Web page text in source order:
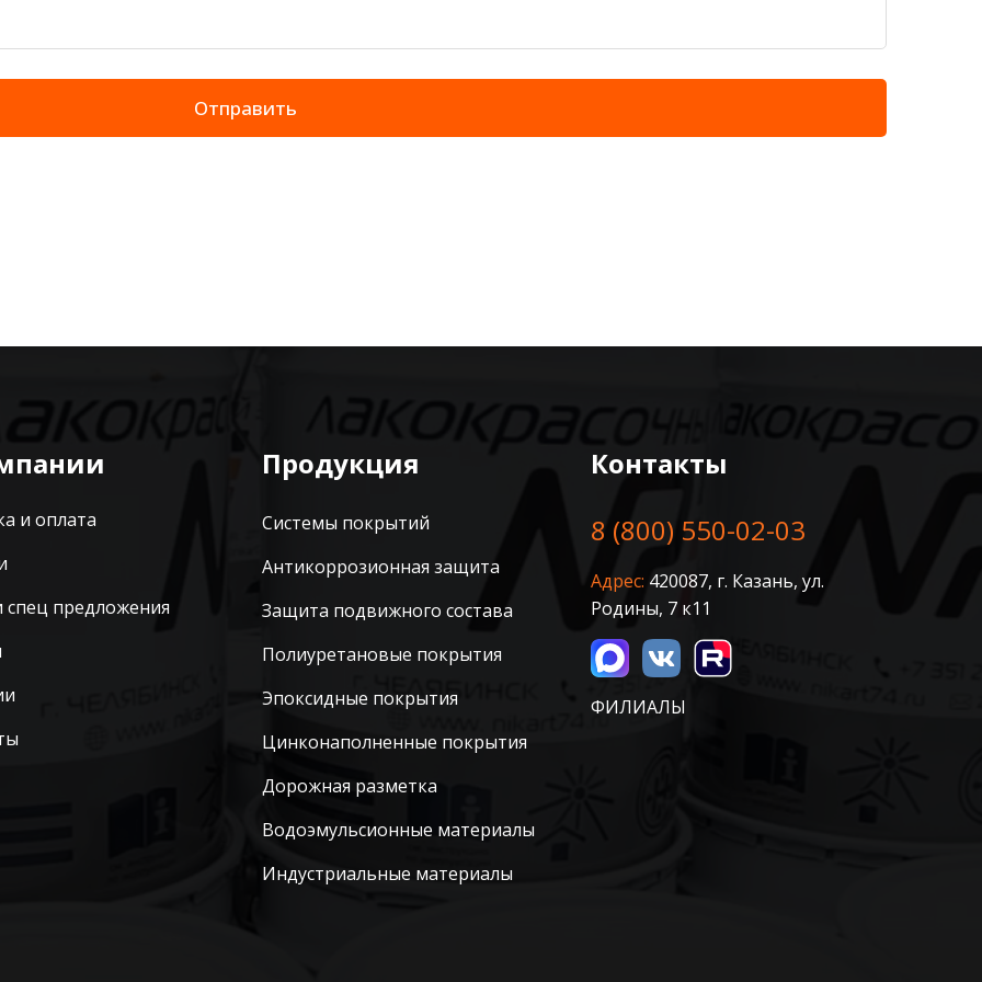
Отправить
и оплата
спец предложения
Продукция
Системы покрытий
Антикоррозионная защита
Защита подвижного состава
Полиуретановые покрытия
Эпоксидные покрытия
Цинконаполненные покрытия
Дорожная разметка
Водоэмульсионные материалы
Индустриальные материалы
Контакты
8 (800) 550-02-03
Адрес: 420087, г. Казань, ул.
Родины, 7 к11
ФИЛИАЛЫ